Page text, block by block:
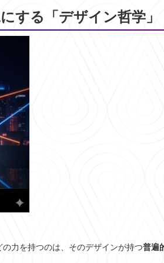
する「デザイン哲学」
力を持つのは、そのデザインが持つ普遍